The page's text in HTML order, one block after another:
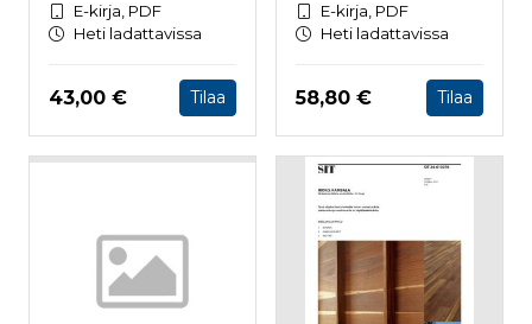
E-kirja, PDF
Heti ladattavissa
Hinta nyt
43,00 € Tilaa
E-kirja, PDF
Heti ladattavissa
Hinta nyt
58,80 € Tilaa